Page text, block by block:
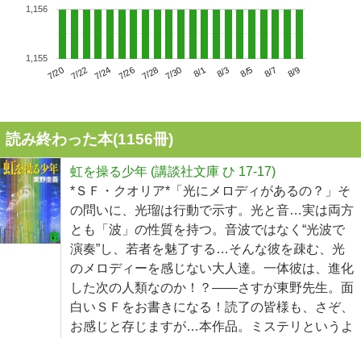
7/20 7/22 7/24 7/26 7/28 7/30 8/1 8/3 8/5 8/7 8/9
1,155
1,156
読み終わった本(1156冊)
虹を操る少年 (講談社文庫 ひ 17-17)
*ＳＦ・クオリア*「光にメロディがあるの？」そ
の問いに、光瑠は行動で示す。光と音…実は両方
とも「波」の性質を持つ。音波ではなく“光波で
演奏”し、若者を魅了する…そんな彼を疎む、光
のメロディーを感じない大人達。一体彼は、進化
した次の人類なのか！？――さすが東野先生。面
白いＳＦをお書きになる！読了の皆様も、さぞ、
お感じと存じますが…本作品。ミステリというよ